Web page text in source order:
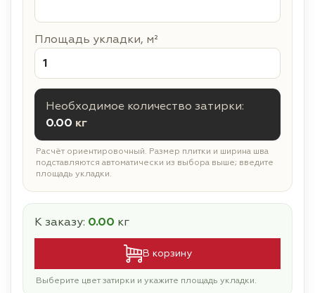
Площадь укладки, м²
Необходимое количество затирки:
0.00 кг
Расчёт ориентировочный. Размер плитки и ширина шва
подставляются автоматически из выбора выше; введите
площадь укладки.
К заказу: 0.00 кг
В корзину
Выберите цвет затирки и укажите площадь укладки.